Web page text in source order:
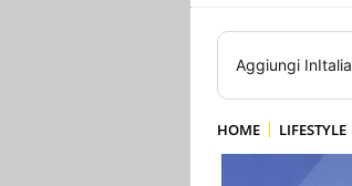
Aggiungi InItalia
HOME LIFESTYLE